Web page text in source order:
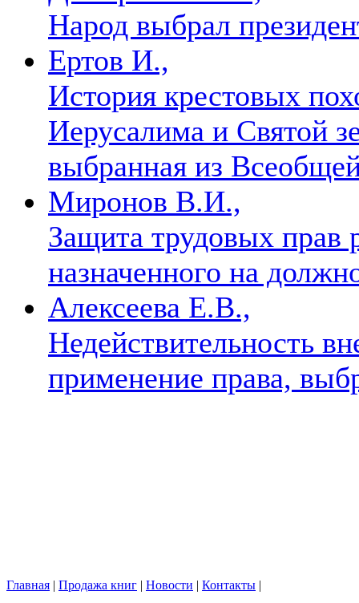
Народ выбрал
Ертов И.,
История крестовых
Иерусалима и Святой
выбранная из
Миронов В.И.,
Защита трудовых прав
назначенного на
Алексеева Е.В.,
Недействительность
применение права,
Главная | Продажа книг | Новости | Контакты |